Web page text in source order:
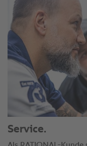
Service.